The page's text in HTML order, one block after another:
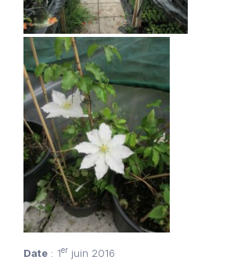
Date : 1er juin 2016